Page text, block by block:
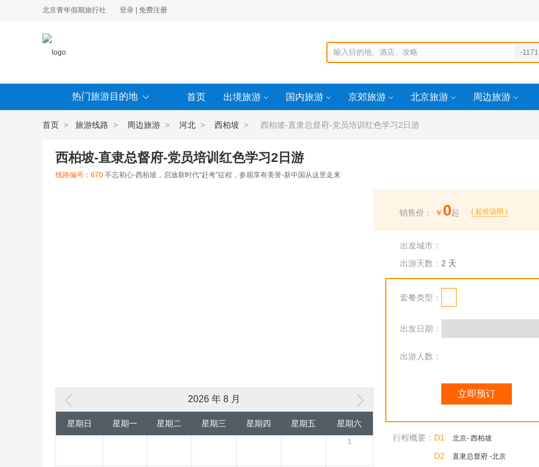
北京青年假期旅行社 登录 免费注册
-1171
idd=1603415032026
/idd=1605672307494
热门旅游目的地 首页 出境旅游 国内旅游 京郊旅游 北京旅游 周边旅游
首页 > 旅游线路 > 周边旅游 > 河北 > 西柏坡 > 西柏坡-直隶总督府-党员培训红色学习2日游
西柏坡-直隶总督府-党员培训红色学习2日游
线路编号：670 不忘初心-西柏坡，启迪新时代“赶考”征程，参观享有美誉-新中国从这里走来
2026 年 8 月
星期日 星期一 星期二 星期三 星期四 星期五 星期六
1
销售价： ￥ 0起 ( 起价说明 )
出发城市：
出游天数： 2 天
套餐类型：
出发日期：
出游人数：
立即预订
行程概要： D1 北京- 西柏坡
D2 直隶总督府 -北京